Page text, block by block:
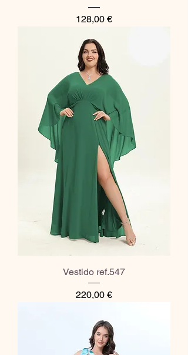
Preço
128,00 €
Vestido ref.547
Preço
220,00 €